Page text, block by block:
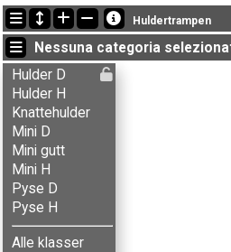
Ultimi aggiornamenti
00:30:00: Agnar Renolen (Pyse
00:30:00: Andrea Gaustadseter (
00:30:00: Anita Stenseth (Mini
Huldertrampen
Nessuna categoria
Hulder D
Hulder H
Knattehulder
Mini D
Mini gutt
Mini H
Pyse D
Pyse H
Alle klasser